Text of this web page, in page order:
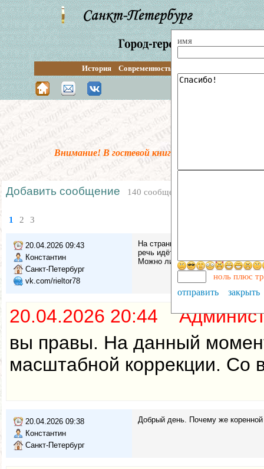
История Современность
Внимание! В гостевой книге введена
имя
ноль плюс
отправить закрыть
Добавить сообщение 140 сообщений
1 2 3
20.04.2026 09:43
Константин
Санкт-Петербург
vk.com/rieltor78
На странице Купчинская
речь идёт о сериях домов)
Можно ли это кака-то подправить?
20.04.2026 20:44
вы правы. На данный
масштабной коррекции. Со
20.04.2026 09:38
Константин
Санкт-Петербург
Добрый день. Почему же коренной